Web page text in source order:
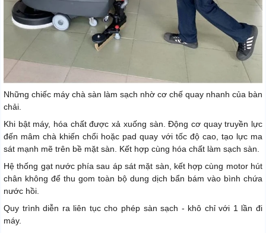
Những chiếc máy chà sàn làm sạch nhờ cơ chế quay nhanh của bàn
chải.
Khi bật máy, hóa chất được xả xuống sàn. Động cơ quay truyền lực
đến mâm chà khiến chổi hoặc pad quay với tốc độ cao, tạo lực ma
sát mạnh mẽ trên bề mặt sàn. Kết hợp cùng hóa chất làm sạch sàn.
Hệ thống gạt nước phía sau áp sát mặt sàn, kết hợp cùng motor hút
chân không để thu gom toàn bộ dung dịch bẩn bám vào bình chứa
nước hồi.
Quy trình diễn ra liên tục cho phép sàn sạch - khô chỉ với 1 lần đi
máy.